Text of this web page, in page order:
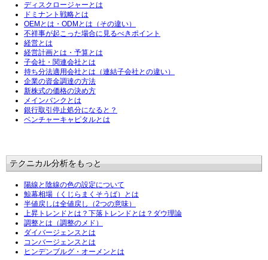
ディスクロージャーとは
ドミナント戦略とは
OEMとは・ODMとは（その違い）
不祥事が起こった場合に見るべきポイント
経営とは
経営計画とは・予算とは
子会社・関連会社とは
持ち分法適用会社とは（連結子会社との違い）
企業の資金調達の方法
新株式の価格の決め方
メインバンクとは
銀行取引停止処分になると？
ベンチャーキャピタルとは
テクニカル分析をもっと
陽線と陰線の色の設定について
鯨幕相場（くじらまくそうば）とは
半値戻しは全値戻し（2つの意味）
上昇トレンドとは？下落トレンドとは？ダウ理論
調整とは（調整のメド）
ダイバージェンスとは
コンバージェンスとは
ヒンデンブルグ・オーメンとは